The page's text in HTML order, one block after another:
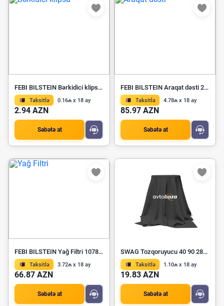
FEBI BILSTEIN Bərkidici klipsa 39074
Taksitlə 0.16₼ x 18 ay
2.94 AZN
Səbətə at
FEBI BILSTEIN Araqat dəsti 26239
Taksitlə 4.78₼ x 18 ay
85.97 AZN
Səbətə at
FEBI BILSTEIN Yağ Filtri 107823
Taksitlə 3.72₼ x 18 ay
66.87 AZN
Səbətə at
SWAG Tozqoruyucu 40 90 2871
Taksitlə 1.10₼ x 18 ay
19.83 AZN
Səbətə at